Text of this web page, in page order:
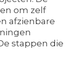
om zelf
afzienbare
stappen die